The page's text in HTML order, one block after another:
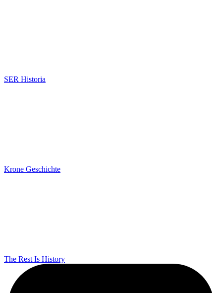
SER Historia
Krone Geschichte
The Rest Is History